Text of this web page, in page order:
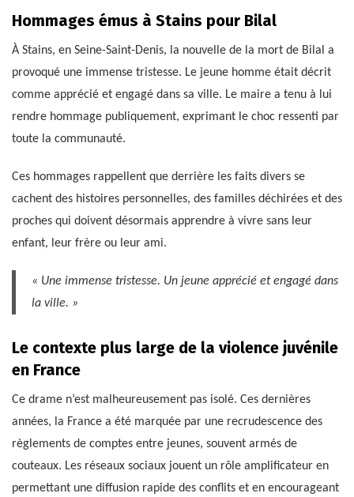
Hommages émus à Stains pour Bilal
À Stains, en Seine-Saint-Denis, la nouvelle de la mort de Bilal a
provoqué une immense tristesse. Le jeune homme était décrit
comme apprécié et engagé dans sa ville. Le maire a tenu à lui
rendre hommage publiquement, exprimant le choc ressenti par
toute la communauté.
Ces hommages rappellent que derrière les faits divers se
cachent des histoires personnelles, des familles déchirées et des
proches qui doivent désormais apprendre à vivre sans leur
enfant, leur frère ou leur ami.
« Une immense tristesse. Un jeune apprécié et engagé dans
la ville. »
Le contexte plus large de la violence juvénile
en France
Ce drame n’est malheureusement pas isolé. Ces dernières
années, la France a été marquée par une recrudescence des
règlements de comptes entre jeunes, souvent armés de
couteaux. Les réseaux sociaux jouent un rôle amplificateur en
permettant une diffusion rapide des conflits et en encourageant